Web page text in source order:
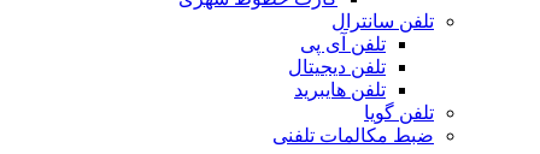
تلفن سانترال
تلفن آی پی
تلفن دیجیتال
تلفن هایبرید
تلفن گویا
ضبط مکالمات تلفنی